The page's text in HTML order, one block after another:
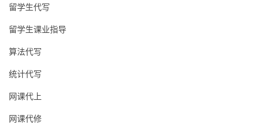
留学生代写
留学生课业指导
算法代写
统计代写
网课代上
网课代修